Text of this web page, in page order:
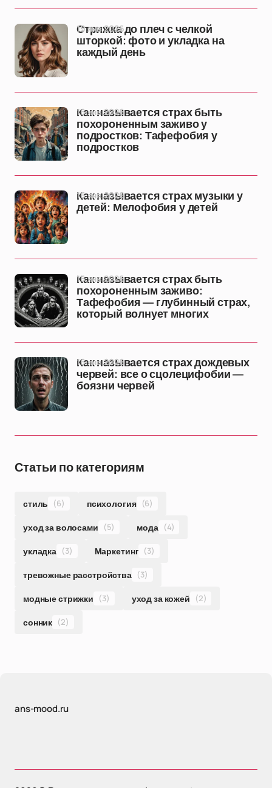
Стрижка до плеч с челкой
шторкой: фото и укладка на
каждый день
19 янв 2026
Как называется страх быть
похороненным заживо у
подростков: Тафефобия у
подростков
16 янв 2026
Как называется страх музыки у
детей: Мелофобия у детей
16 янв 2026
Как называется страх быть
похороненным заживо:
Тафефобия — глубинный страх,
который волнует многих
16 янв 2026
Как называется страх дождевых
червей: все о сцолецифобии —
боязни червей
16 янв 2026
Статьи по категориям
стиль (6) психология (6)
уход за волосами (5) мода (4)
укладка (3) Маркетинг (3)
тревожные расстройства (3)
модные стрижки (3) уход за кожей (2)
сонник (2)
ans-mood.ru